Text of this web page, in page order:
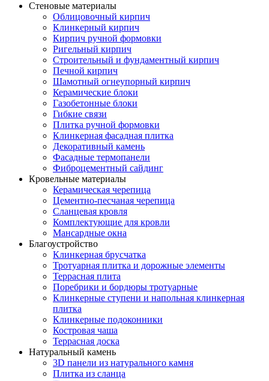
Стеновые материалы
Облицовочный кирпич
Клинкерный кирпич
Кирпич ручной формовки
Ригельный кирпич
Строительный и фундаментный кирпич
Печной кирпич
Шамотный огнеупорный кирпич
Керамические блоки
Газобетонные блоки
Гибкие связи
Плитка ручной формовки
Клинкерная фасадная плитка
Декоративный камень
Фасадные термопанели
Фиброцементный сайдинг
Кровельные материалы
Керамическая черепица
Цементно-песчаная черепица
Сланцевая кровля
Комплектующие для кровли
Мансардные окна
Благоустройство
Клинкерная брусчатка
Тротуарная плитка и дорожные элементы
Террасная плита
Поребрики и бордюры тротуарные
Клинкерные ступени и напольная клинкерная
плитка
Клинкерные подоконники
Костровая чаша
Террасная доска
Натуральный камень
3D панели из натурального камня
Плитка из сланца